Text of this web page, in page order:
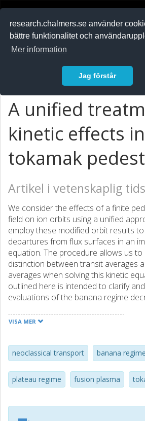
research.chalmers.se använder
bättre funktionalitet och
Mer information
Jag förstår
A unified
kinetic effects
tokamak
Artikel i vetenskaplig
We consider the effects of a finite
field on ion orbits using a unified
employ these modified orbit results
departures from flux surfaces in an
equation. The procedure allows us to
distinction between transit averages
averages when solving this kinetic
outlined here is intended to clarify
evaluations of the banana regime
and possible reversal of the poloidal
of the residual zonal flow regulation
VISA MER
neoclassical transport banana regime
plateau regime fusion plasma